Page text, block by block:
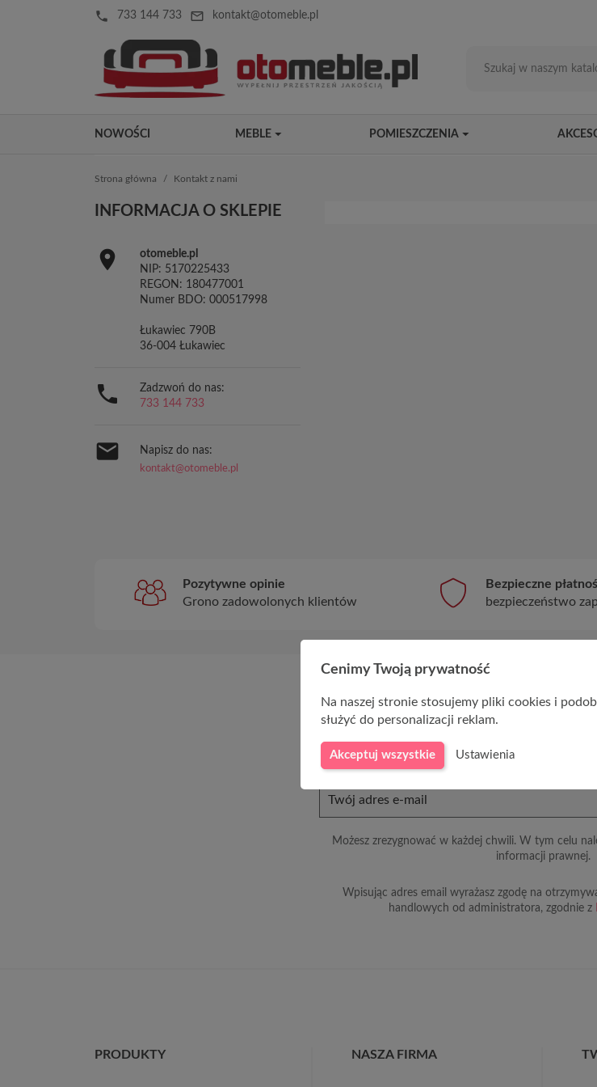
local_phone 733 144 733 mail_outline kontakt@otomeble.pl
NOWOŚCI MEBLE POMIESZCZENIA
Strona główna Kontakt z nami
INFORMACJA O SKLEPIE

otomeble.pl
NIP: 5170225433
REGON: 180477001
Numer BDO: 000517998
Łukawiec 790B
36-004 Łukawiec

Zadzwoń do nas:
733 144 733
 Napisz do nas:
kontakt@otomeble.pl
Pozytywne opinie
Grono zadowolonych klientów
Bezpieczne
bezpieczeństwo
Otrzymuj informację o nowościach
Możesz zrezygnować w każdej chwili. W tym celu
informacji prawnej.
Wpisując adres email wyrażasz zgodę na
handlowych od administratora, zgodnie z
PRODUKTY NASZA FIRMA
Cenimy Twoją prywatność
Na naszej stronie stosujemy pliki cookies i
służyć do personalizacji reklam.
Akceptuj wszystkie Ustawienia